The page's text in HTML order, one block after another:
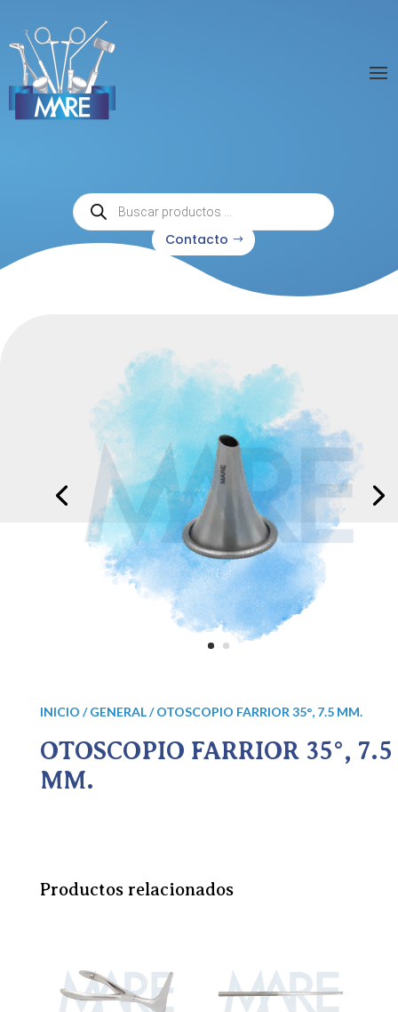
Búsqueda
de
productos
Contacto
INICIO /GENERAL/ OTOSCOPIO FARRIOR 35°, 7.5 MM.
OTOSCOPIO FARRIOR 35°, 7.5
MM.
Productos relacionados